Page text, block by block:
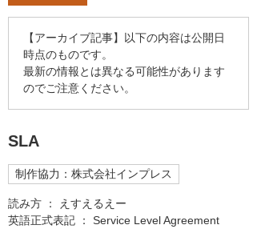
【アーカイブ記事】以下の内容は公開日
時点のものです。
最新の情報とは異なる可能性があります
のでご注意ください。
SLA
制作協力：株式会社インプレス
読み方 ： えすえるえー
英語正式表記 ： Service Level Agreement